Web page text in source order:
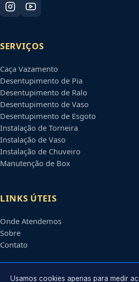
SERVIÇOS
Caça Vazamento
Desentupimento de Pia
Desentupimento de Ralo
Desentupimento de Vaso
Desentupimento de Esgoto
Instalação de Torneira
Instalação de Vaso
Instalação de Chuveiro
Manutenção de Box
LINKS ÚTEIS
Onde Atendemos
Sobre
Contato
CONTATO
Usamos cookies apenas para medir